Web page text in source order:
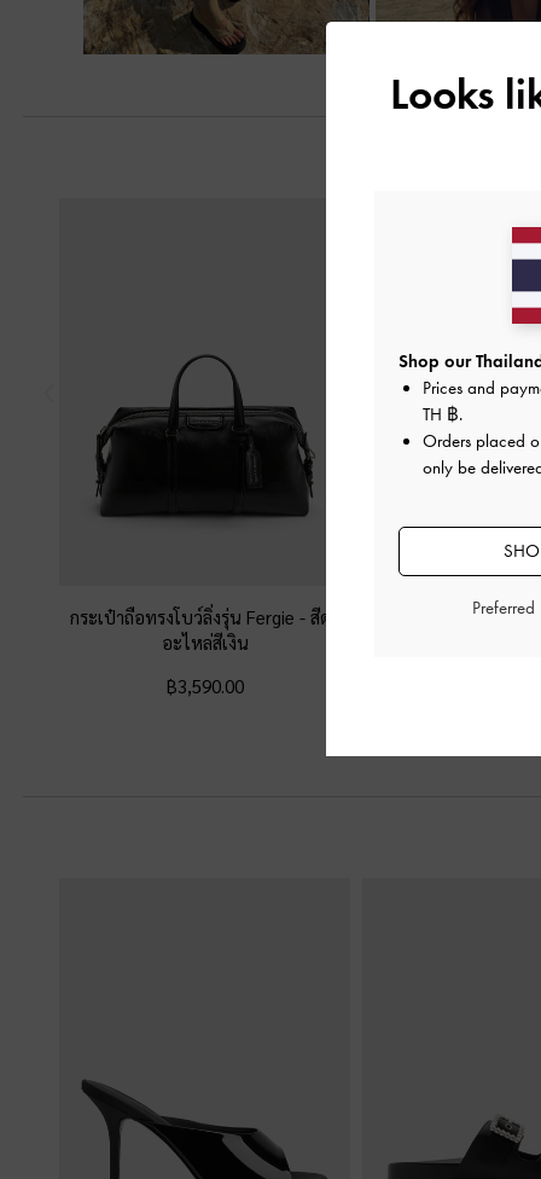
กระเป๋าถือทรงโบว์ลิ่งรุ่น Fergie-สีดำ
อะไหล่สีเงิน
฿3,590.00
กระเป๋าสะพายไหล่
Looks
Shop our
Prices and
TH ฿.
Orders placed
only be